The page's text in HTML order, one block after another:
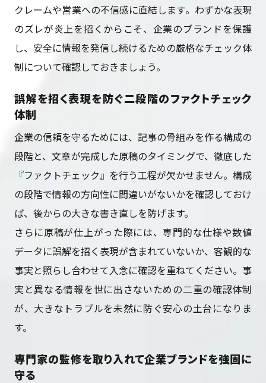
クレームや営業への不信感に直結します。わずかな表現
のズレが炎上を招くからこそ、企業のブランドを保護
し、安全に情報を発信し続けるための厳格なチェック体
制について確認しておきましょう。
誤解を招く表現を防ぐ二段階のファクトチェック
体制
企業の信頼を守るためには、記事の骨組みを作る構成の
段階と、文章が完成した原稿のタイミングで、徹底した
『ファクトチェック』を行う工程が欠かせません。構成
の段階で情報の方向性に間違いがないかを確認しておけ
ば、後からの大きな書き直しを防げます。
さらに原稿が仕上がった際には、専門的な仕様や数値
データに誤解を招く表現が含まれていないか、客観的な
事実と照らし合わせて入念に確認を重ねてください。事
実と異なる情報を世に出さないための二重の確認体制
が、大きなトラブルを未然に防ぐ安心の土台になりま
す。
専門家の監修を取り入れて企業ブランドを強固に
守る